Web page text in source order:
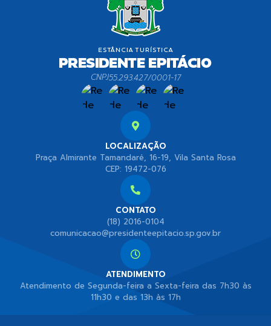
LOCALIZAÇÃO
Praça Almirante Tamandaré, 16-19, Vila Santa Rosa
CEP: 19472-076
CONTATO
(18) 2016-0104
comunicacao@presidenteepitacio.sp.gov.br
ATENDIMENTO
Atendimento de Segunda-feira a Sexta-feira das 7h30 às
11h30 e das 13h às 17h
CNPJ55.293.427/0001-17